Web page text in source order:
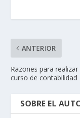
ANTERIOR
Razones para realizar
curso de contabilidad
SOBRE EL